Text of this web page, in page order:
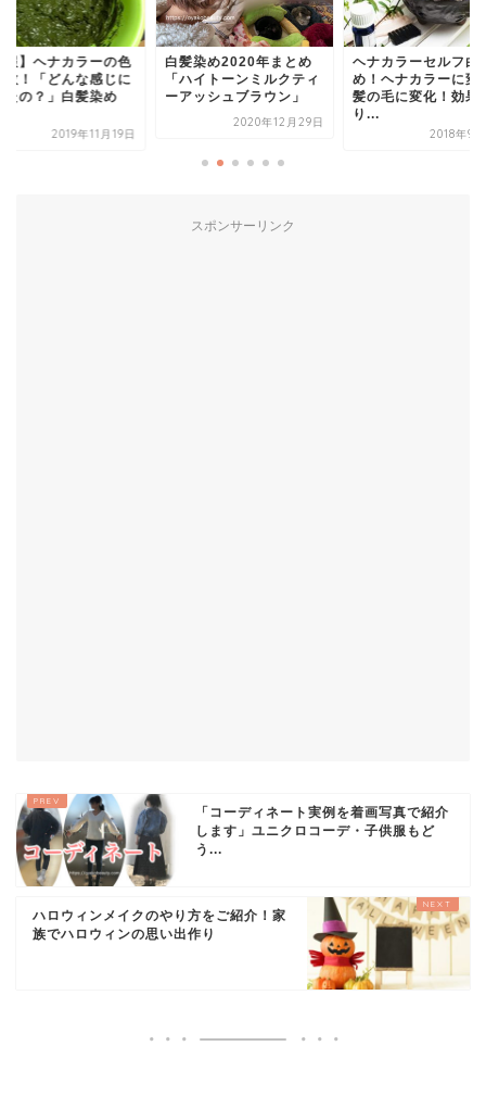
報】ヘナカラーの色
敗！「どんな感じに
たの？」白髪染め
2019年11月19日
白髪染め2020年まとめ
「ハイトーンミルクティ
ーアッシュブラウン」
2020年12月29日
ヘナカラーセルフ白
め！ヘナカラーに変
髪の毛に変化！効果
り...
2018年9
スポンサーリンク
「コーディネート実例を着画写真で紹介
します」ユニクロコーデ・子供服もど
う...
ハロウィンメイクのやり方をご紹介！家
族でハロウィンの思い出作り